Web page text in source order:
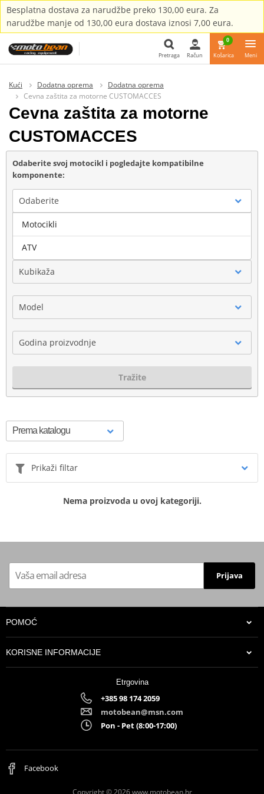
Besplatna dostava za narudžbe preko 130,00 eura. Za
narudžbe manje od 130,00 eura dostava iznosi 7,00 eura.
Pretraga Račun
0
Košarica Meni
Kući Dodatna oprema
Dodatna oprema
Cevna zaštita za motorne CUSTOMACCES
Cevna zaštita za motorne
CUSTOMACCES
Odaberite svoj motocikl i pogledajte kompatibilne
komponente:
Odaberite
Marka
Kubikaža
Model
Godina proizvodnje
Tražite
Prikaži filtar
Nema proizvoda u ovoj kategoriji.
Prijava
POMOĆ
KORISNE INFORMACIJE
Etrgovina
+385 98 174 2059
motobean@msn.com
Pon - Pet (8:00-17:00)
Facebook
Motocikli
ATV